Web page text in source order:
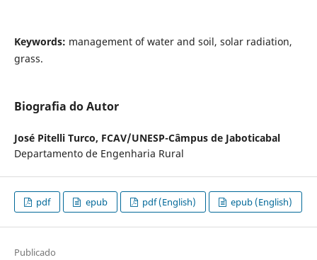
Keywords: management of water and soil, solar radiation,
grass.
Biografia do Autor
José Pitelli Turco, FCAV/UNESP-Câmpus de Jaboticabal
Departamento de Engenharia Rural
pdf epub pdf (English) epub (English)
Publicado